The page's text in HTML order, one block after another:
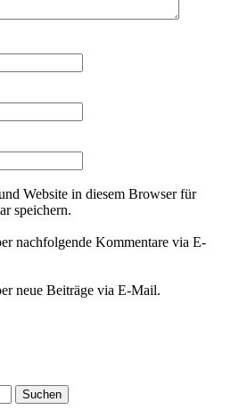
Website in diesem Browser für
speichern.
nachfolgende Kommentare via E-
neue Beiträge via E-Mail.